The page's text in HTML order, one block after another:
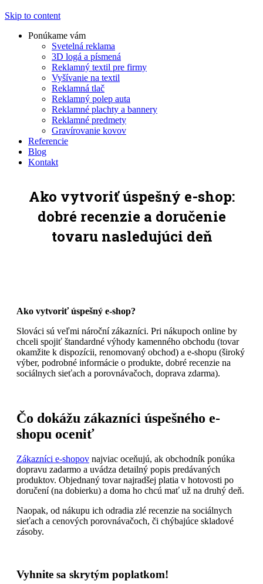
Skip to content
Ponúkame vám
Svetelná reklama
3D logá a písmená
Reklamný textil pre firmy
Vyšívanie na textil
Reklamná tlač
Reklamný polep auta
Reklamné plachty a bannery
Reklamné predmety
Gravírovanie kovov
Referencie
Blog
Kontakt
Ako vytvoriť úspešný e-shop:
dobré recenzie a doručenie
tovaru nasledujúci deň
Ako vytvoriť úspešný e-shop?
Slováci sú veľmi nároční zákazníci. Pri nákupoch online by
chceli spojiť štandardné výhody kamenného obchodu (tovar
okamžite k dispozícii, renomovaný obchod) a e-shopu (široký
výber, podrobné informácie o produkte, dobré recenzie na
sociálnych sieťach a porovnávačoch, doprava zdarma).
Čo dokážu zákazníci úspešného e-
shopu oceniť
Zákazníci e-shopov najviac oceňujú, ak obchodník ponúka
dopravu zadarmo a uvádza detailný popis predávaných
produktov. Objednaný tovar najradšej platia v hotovosti po
doručení (na dobierku) a doma ho chcú mať už na druhý deň.
Naopak, od nákupu ich odradia zlé recenzie na sociálnych
sieťach a cenových porovnávačoch, či chýbajúce skladové
zásoby.
Vyhnite sa skrytým poplatkom!